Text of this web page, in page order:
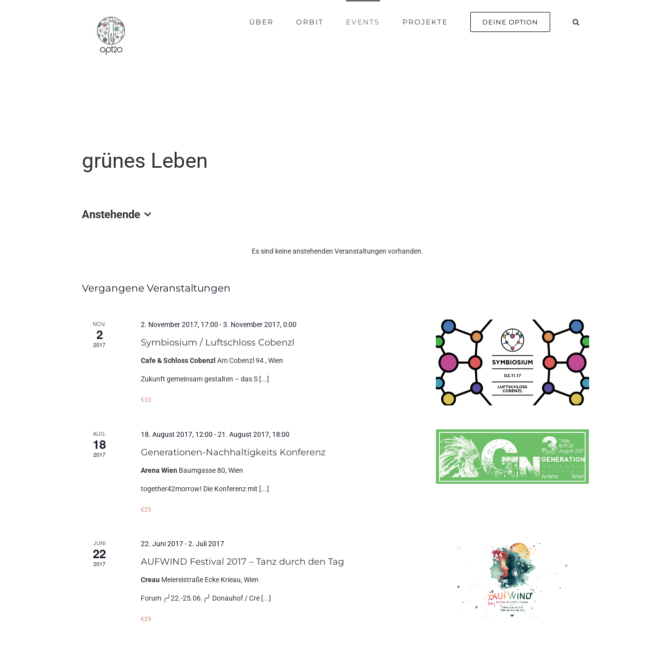
ÜBER ORBIT EVENTS PROJEKTE DEINE OPTION
grünes Leben
Es sind keine anstehenden Veranstaltungen vorhanden.
Anstehende
Vergangene Veranstaltungen
NOV.
2
2017
2. November 2017, 17:00 -3. November 2017, 0:00
Symbiosium / Luftschloss Cobenzl
Cafe & Schloss CobenzlAm Cobenzl 94 , Wien
Zukunft gemeinsam gestalten – das S [...]
€33
AUG.
18
2017
18. August 2017, 12:00 -21. August 2017, 18:00
Generationen-Nachhaltigkeits Konferenz
Arena Wien Baumgasse 80, Wien
together42morrow! Die Konferenz mit [...]
€25
JUNI
22
2017
22. Juni 2017-2. Juli 2017
AUFWIND Festival 2017 – Tanz durch den Tag
Creau Meiereistraße Ecke Krieau, Wien
Forum ╭╯22.-25.06.╭╯ Donauhof / Cre [...]
€29